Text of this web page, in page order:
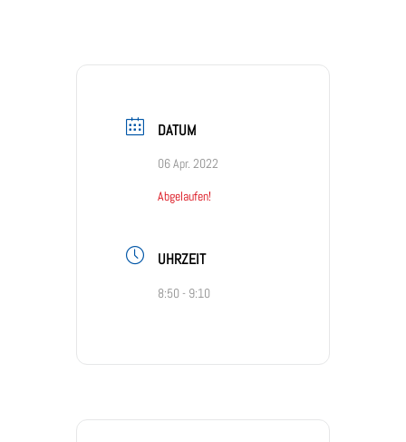
DATUM
06 Apr. 2022
Abgelaufen!
UHRZEIT
8:50 - 9:10